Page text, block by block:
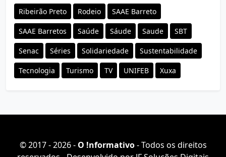
Ribeirão Preto Rodeio SAAE Barreto
SAAE Barretos Saúde Sáude Saude SBT
Senac Séries Solidariedade Sustentabilidade
Tecnologia Turismo TV UNIFEB Xuxa
© 2017 - 2026 - O ǃnformativo- Todos os direitos